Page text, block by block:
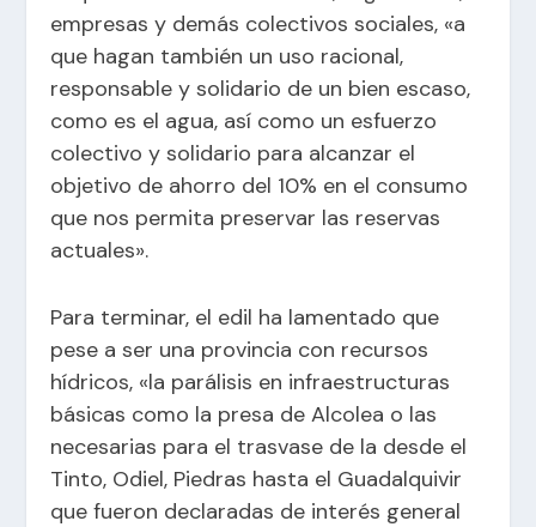
empresas y demás colectivos sociales, «a
que hagan también un uso racional,
responsable y solidario de un bien escaso,
como es el agua, así como un esfuerzo
colectivo y solidario para alcanzar el
objetivo de ahorro del 10% en el consumo
que nos permita preservar las reservas
actuales».
Para terminar, el edil ha lamentado que
pese a ser una provincia con recursos
hídricos, «la parálisis en infraestructuras
básicas como la presa de Alcolea o las
necesarias para el trasvase de la desde el
Tinto, Odiel, Piedras hasta el Guadalquivir
que fueron declaradas de interés general